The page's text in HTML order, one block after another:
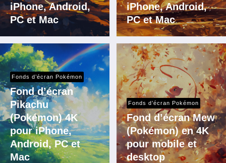
iPhone, Android,
PC et Mac
iPhone, Android,
PC et Mac
Fonds d’écran Pokémon
Fond d’écran
Pikachu
(Pokémon) 4K
pour iPhone,
Android, PC et
Mac
Fonds d’écran Pokémon
Fond d’écran Mew
(Pokémon) en 4K
pour mobile et
desktop